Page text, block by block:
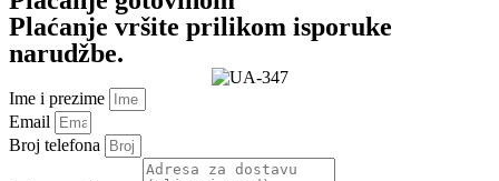
Plaćanje vršite prilikom isporuke
narudžbe.
Ime i prezime
Email
Broj telefona